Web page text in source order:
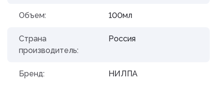
Объем: 100мл
Страна
производитель:
Россия
Бренд: НИЛПА